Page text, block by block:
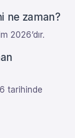
ne zaman?
2026’dır.
tarihinde